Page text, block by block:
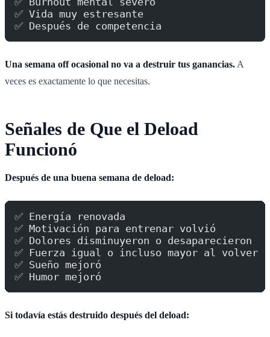
✅ Vida muy estresante
✅ Después de competencia
Una semana off ocasional no va a destruir tus ganancias. A
veces es exactamente lo que necesitas.
Señales de Que el Deload
Funcionó
Después de una buena semana de deload:
✅ Energía renovada
✅ Motivación para entrenar volvió
✅ Dolores disminuyeron o desaparecieron
✅ Fuerza igual o incluso mayor al volver
✅ Sueño mejoró
✅ Humor mejoró
Si todavía estás destruido después del deload: